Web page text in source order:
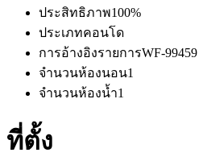
ประสิทธิภาพ100%
ประเภทคอนโด
การอ้างอิงรายการWF-99459
จำนวนห้องนอน1
จำนวนห้องน้ำ1
ที่ตั้ง